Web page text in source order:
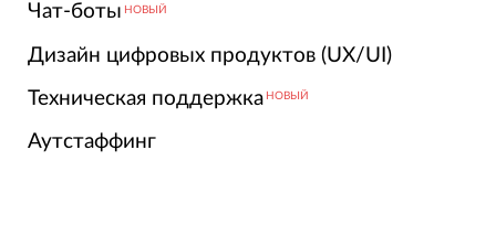
Чат-боты НОВЫЙ
Дизайн цифровых продуктов (UX/UI)
Техническая поддержка НОВЫЙ
Аутстаффинг